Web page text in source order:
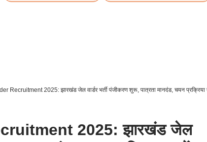
Recruitment 2025: झारखंड जेल वार्डर भर्ती पंजीकरण शुरू, पात्रता मानदंड, चयन प्रक्रिया
2025: झारखंड जेल